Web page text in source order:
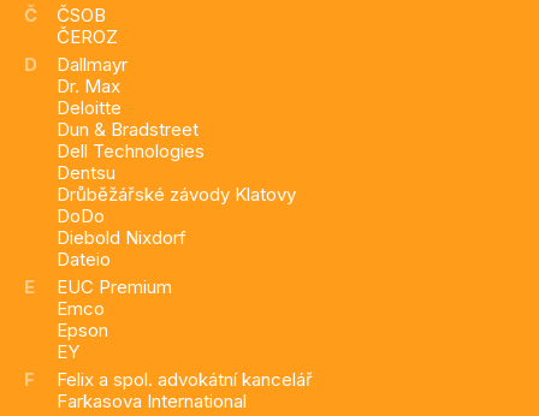
Č
ČSOB
ČEROZ
D
Dallmayr
Dr. Max
Deloitte
Dun & Bradstreet
Dell Technologies
Dentsu
Drůběžářské závody Klatovy
DoDo
Diebold Nixdorf
Dateio
E
EUC Premium
Emco
Epson
EY
F
Felix a spol. advokátní kancelář
Farkasova International